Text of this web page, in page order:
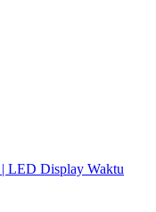
LED Display Waktu